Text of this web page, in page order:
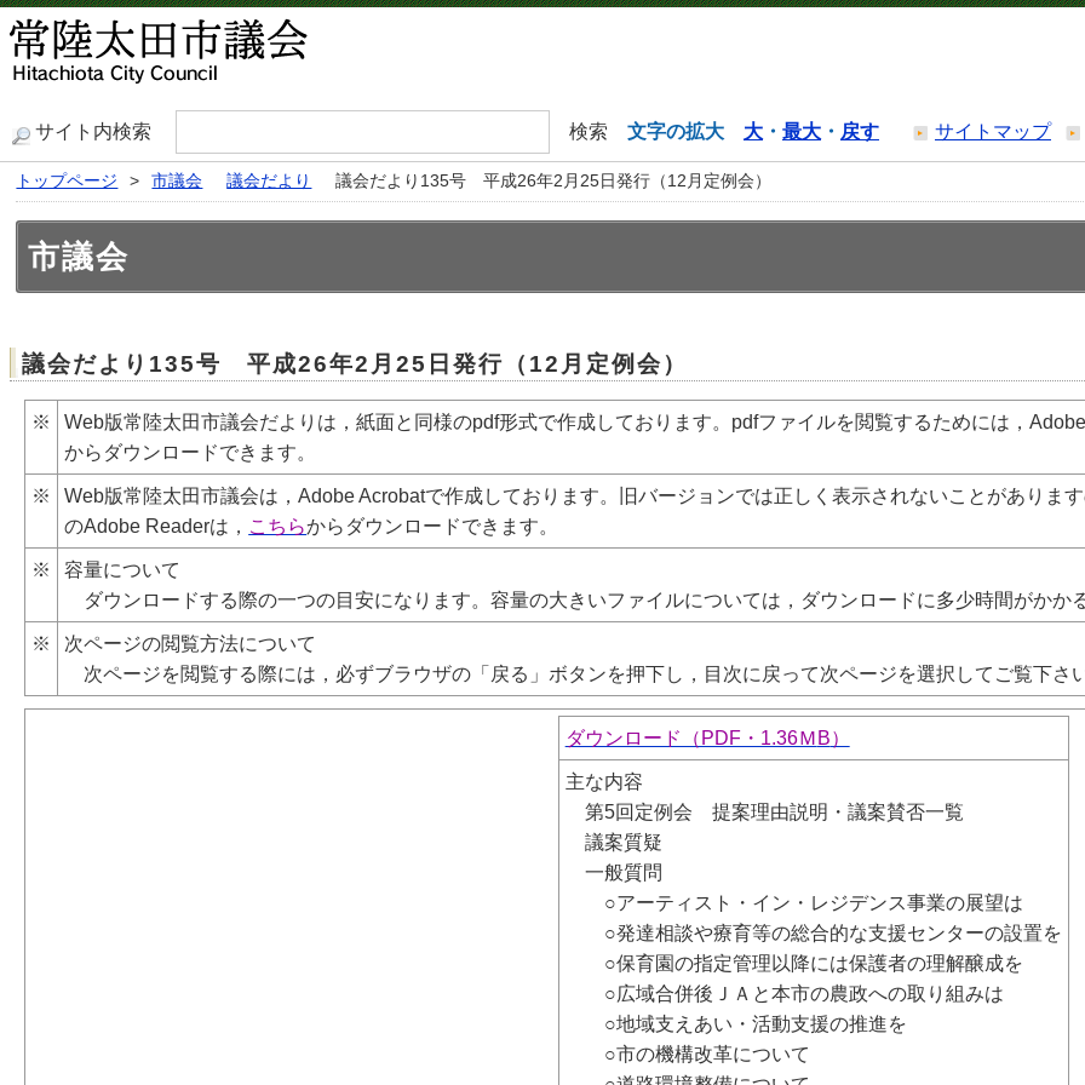
サイト内検索 文字の拡大 大 ・ 最大 ・ 戻す サイトマップ
トップページ > 市議会 議会だより 議会だより135号 平成26年2月25日発行（12月定例会）
市議会
議会だより135号 平成26年2月25日発行（12月定例会）
※ Web版常陸太田市議会だよりは，紙面と同様のpdf形式で作成しております。pdfファイルを閲覧するためには，Adobe
からダウンロードできます。
※ Web版常陸太田市議会は，AdobeAcrobatで作成しております。旧バージョンでは正しく表示されないことがありま
のAdobe Readerは， こちらからダウンロードできます。
※
容量について
ダウンロードする際の一つの目安になります。容量の大きいファイルについては，ダウンロードに多少時間がかか
※
次ページの閲覧方法について
次ページを閲覧する際には，必ずブラウザの「戻る」ボタンを押下し，目次に戻って次ページを選択してご覧下さい
ダウンロード（PDF・1.36Ｍ B）
主な内容
第5回定例会 提案理由説明・議案賛否一覧
議案質疑
一般質問
○アーティスト・イン・レジデンス事業の展望は
○発達相談や療育等の総合的な支援センターの設置を
○保育園の指定管理以降には保護者の理解醸成を
○広域合併後ＪＡと本市の農政への取り組みは
○地域支えあい・活動支援の推進を
○市の機構改革について